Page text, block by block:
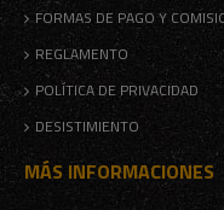
FORMAS DE PAGO Y
REGLAMENTO
POLÍTICA DE PRIVACIDAD
DESISTIMIENTO
MÁS INFORMACIONES